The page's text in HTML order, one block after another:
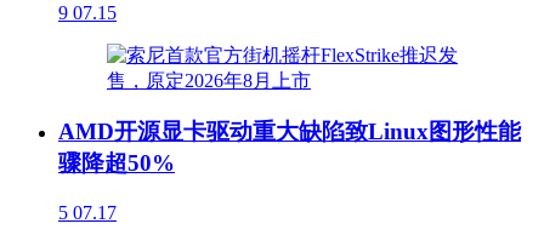
9 07.15
AMD开源显卡驱动重大缺陷致Linux图形性能
骤降超50%
5 07.17